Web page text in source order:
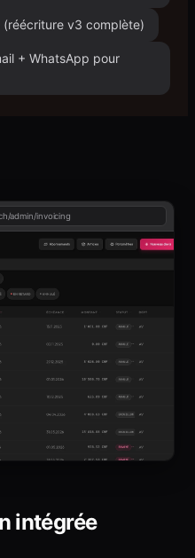
v3 complète)
+ WhatsApp pour
intégrée
admin/invoicing